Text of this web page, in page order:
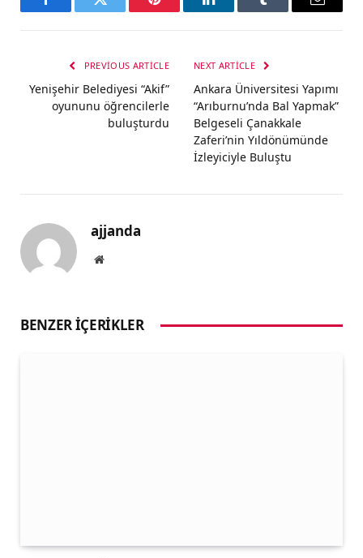
FacebookTwitter Pinterest LinkedInTumblr Email
PREVIOUS ARTICLE
Yenişehir Belediyesi “Akif”
oyununu öğrencilerle
buluşturdu
NEXT ARTICLE
Ankara Üniversitesi Yapımı
“Arıburnu’nda Bal Yapmak”
Belgeseli Çanakkale
Zaferi’nin Yıldönümünde
İzleyiciyle Buluştu
ajjanda
Website
BENZER İÇERIKLER